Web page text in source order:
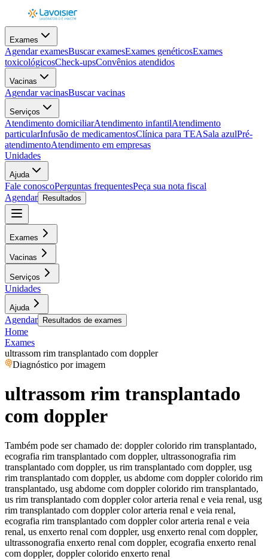
Exames
Agendar examesBuscar examesExames genéticosExames
toxicológicosCheck-upsConvênios atendidos
Vacinas
Agendar vacinasBuscar vacinas
Serviços
Atendimento domiciliarAtendimento infantilAtendimento
particularInfusão de medicamentosClínica para TEASala azulPré-
atendimentoAtendimento em empresas
Unidades
Ajuda
Fale conoscoPerguntas frequentesPeça sua nota fiscal
Agendar
Resultados
Exames
Vacinas
Serviços
Unidades
Ajuda
Agendar Resultados de exames
Home
Exames
ultrassom rim transplantado com doppler
Diagnóstico por imagem
ultrassom rim transplantado
com doppler
Também pode ser chamado de: doppler colorido rim transplantado,
ecografia rim transplantado com doppler, ultrassonografia rim
transplantado com doppler, us rim transplantado com doppler, usg
rim transplantado com doppler, us abdome com doppler colorido rim
transplantado, usg abdome com doppler colorido rim transplantado,
us rim transplantado com doppler color arteria renal e veia renal, usg
rim transplantado com doppler color arteria renal e veia renal,
ecografia rim transplantado com doppler color arteria renal e veia
renal, us enxerto renal com doppler, usg enxerto renal com doppler,
ultrassonografia enxerto renal com doppler, ecografia enxerto renal
com doppler, doppler colorido enxerto renal